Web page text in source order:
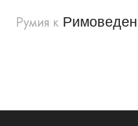
Румия к